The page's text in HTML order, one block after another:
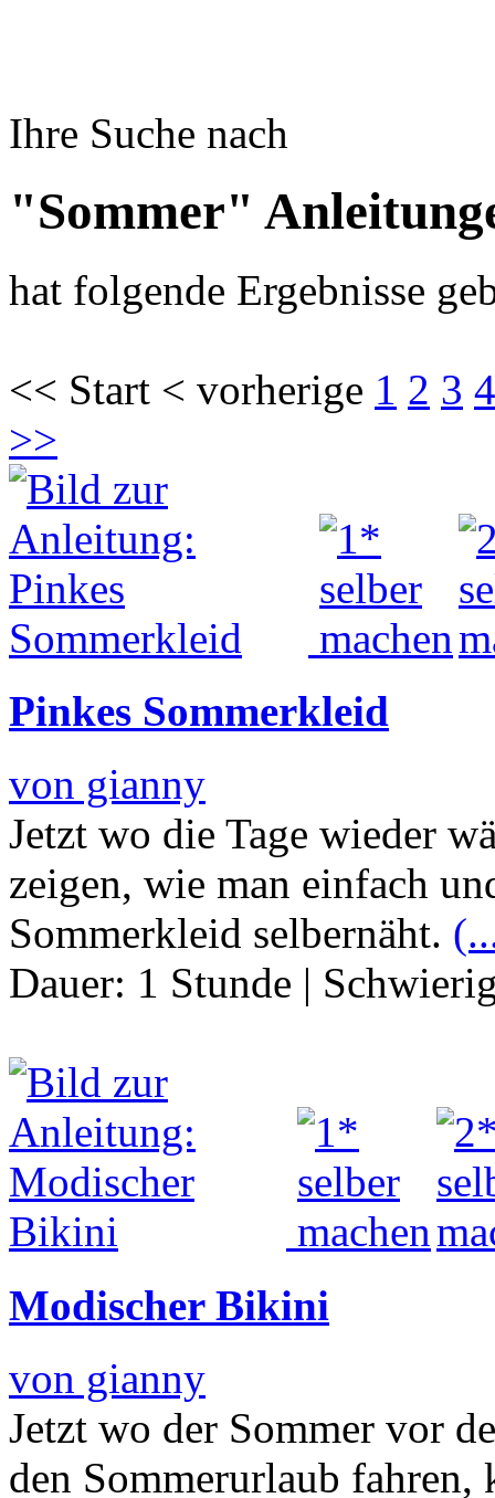
Ihre Suche nach
"Sommer"
hat folgende Ergebnisse
<< Start < vorherige 1 2 3 4
>>
Pinkes Sommerkleid
von gianny
Jetzt wo die Tage wieder
zeigen, wie man einfach
Sommerkleid selbernäht.
Dauer: 1 Stunde |
Modischer Bikini
von gianny
Jetzt wo der Sommer vor
den Sommerurlaub